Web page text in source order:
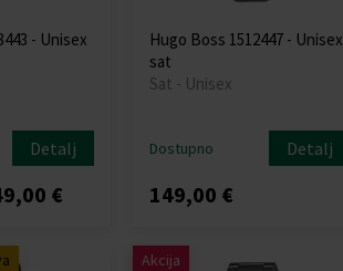
- Unisex
Detalj
€
Hugo Boss 1512447 - Unisex
sat
Sat - Unisex
Dostupno Detalj
149,00 €
Akcija